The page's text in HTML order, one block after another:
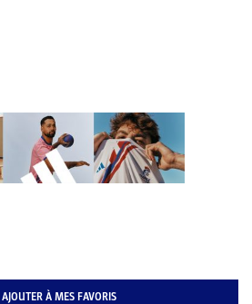
AJOUTER À MES FAVORIS